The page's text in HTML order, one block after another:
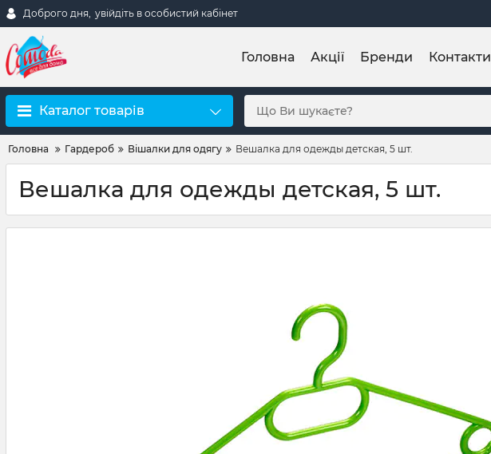
Доброго дня, увійдіть в особистий кабінет
Головна Акції Бренди Контакти
Каталог товарів
Головна Гардероб Вішалки для одягу Вешалка для одежды детская, 5 шт.
Вешалка для одежды детская, 5 шт.